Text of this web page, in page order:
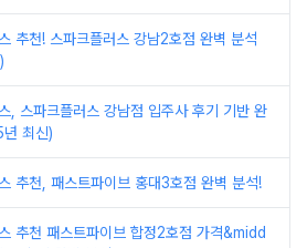
추천! 스파크플러스 강남2호점 완벽 분석
, 스파크플러스 강남점 입주사 후기 기반 완
최신)
추천, 패스트파이브 홍대3호점 완벽 분석!
추천 패스트파이브 합정2호점 가격&midd